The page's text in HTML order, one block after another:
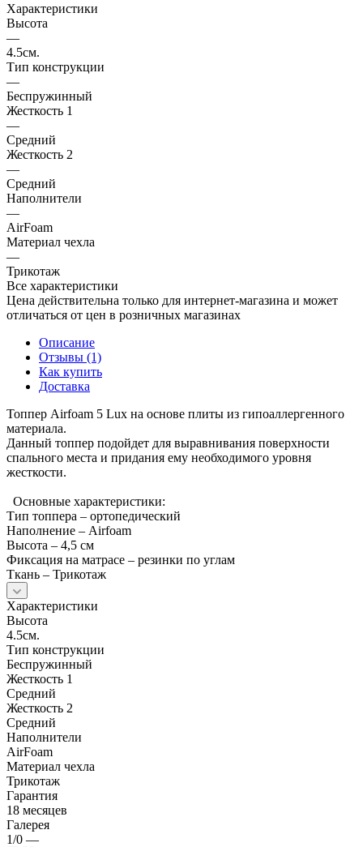
Характеристики
Высота
—
4.5см.
Тип конструкции
—
Беспружинный
Жесткость 1
—
Средний
Жесткость 2
—
Средний
Наполнители
—
AirFoam
Материал чехла
—
Трикотаж
Все характеристики
Цена действительна только для интернет-магазина и может
отличаться от цен в розничных магазинах
Описание
Отзывы (1)
Как купить
Доставка
Топпер Airfoam 5 Lux на основе плиты из гипоаллергенного
материала.
Данный топпер подойдет для выравнивания поверхности
спального места и придания ему необходимого уровня
жесткости.
Основные характеристики:
Тип топпера – ортопедический
Наполнение – Airfoam
Высота – 4,5 см
Фиксация на матрасе – резинки по углам
Ткань – Трикотаж
Характеристики
Высота
4.5см.
Тип конструкции
Беспружинный
Жесткость 1
Средний
Жесткость 2
Средний
Наполнители
AirFoam
Материал чехла
Трикотаж
Гарантия
18 месяцев
Галерея
1/0 —